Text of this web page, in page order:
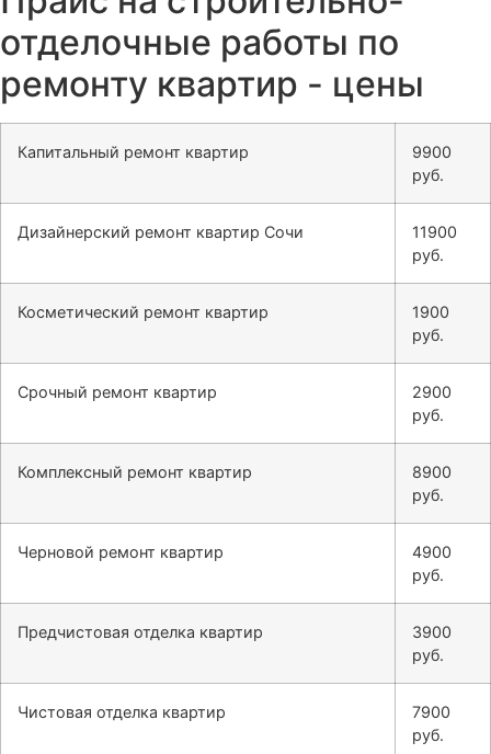
отделочные работы по
ремонту квартир - цены
Капитальный ремонт квартир
9900
руб.
Дизайнерский ремонт квартир Сочи
11900
руб.
Косметический ремонт квартир
1900
руб.
Срочный ремонт квартир
2900
руб.
Комплексный ремонт квартир
8900
руб.
Черновой ремонт квартир
4900
руб.
Предчистовая отделка квартир
3900
руб.
Чистовая отделка квартир
7900
руб.